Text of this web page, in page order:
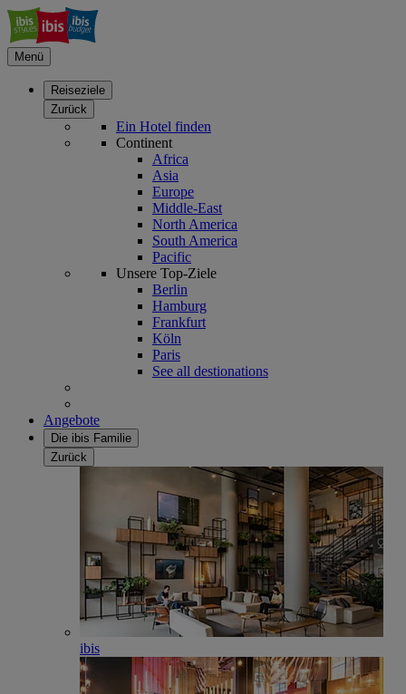
Menü
Reiseziele
Zurück
Ein Hotel finden
Continent
Africa
Asia
Europe
Middle-East
North America
South America
Pacific
Unsere Top-Ziele
Berlin
Hamburg
Frankfurt
Köln
Paris
See all destionations
Angebote
Die ibis Familie
Zurück
ibis